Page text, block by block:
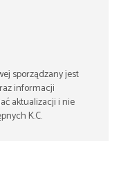
sporządzany jest
informacji
aktualizacji i nie
K.C.